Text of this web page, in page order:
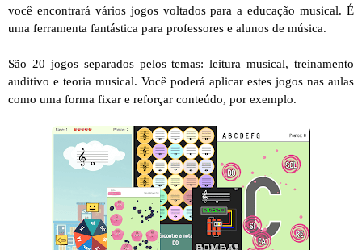
você encontrará vários jogos voltados para a educação musical. É
uma ferramenta fantástica para professores e alunos de música.
São 20 jogos separados pelos temas: leitura musical, treinamento
auditivo e teoria musical. Você poderá aplicar estes jogos nas aulas
como uma forma fixar e reforçar conteúdo, por exemplo.